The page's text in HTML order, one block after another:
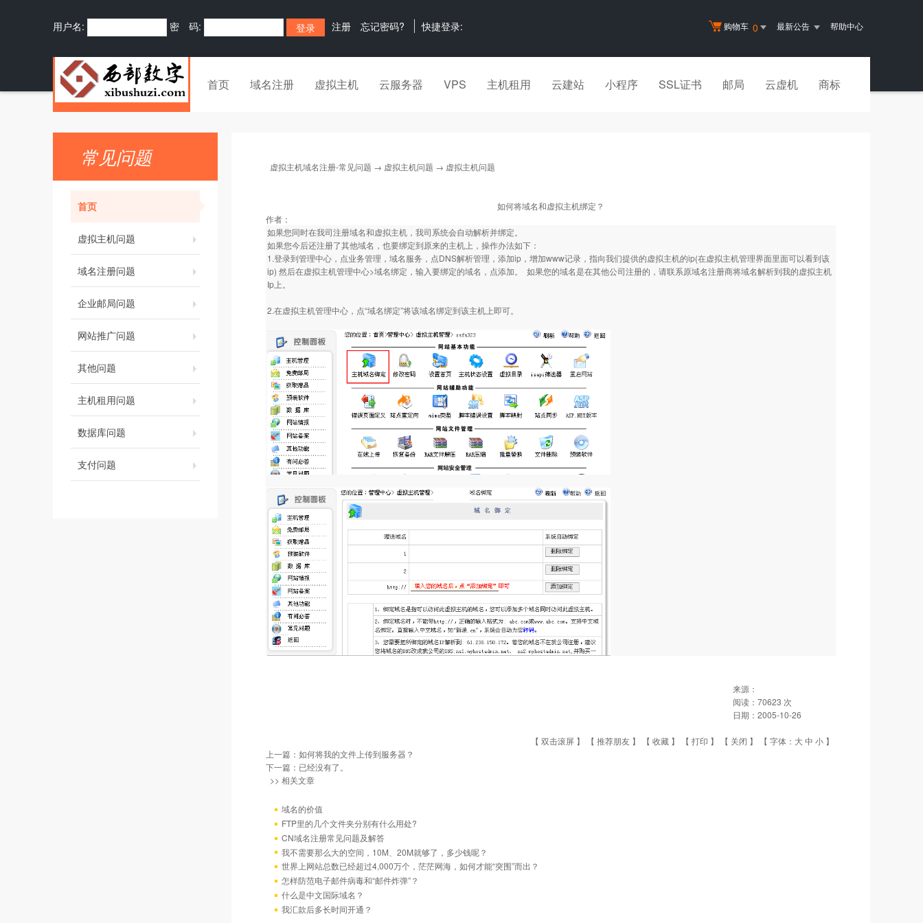
购物车 0 最新公告 帮助中心
用户名: 密 码: 注册 忘记密码? 快捷登录:
首页 域名注册 虚拟主机 云服务器 VPS 主机租用 云建站 小程序 SSL证书 邮局 云虚机 商标
常见问题
首页
虚拟主机问题
域名注册问题
企业邮局问题
网站推广问题
其他问题
主机租用问题
数据库问题
支付问题
虚拟主机域名注册-常见问题 → 虚拟主机问题 → 虚拟主机问题
如何将域名和虚拟主机绑定？
作者：
如果您同时在我司注册域名和虚拟主机，我司系统会自动解析并绑定。
如果您今后还注册了其他域名，也要绑定到原来的主机上，操作办法如下：
1.登录到管理中心，点业务管理，域名服务，点DNS解析管理，添加ip，增加www记录，指向我们提供的虚拟主机的ip(在虚拟主机管理界面里面可以看到该
ip) 然后在虚拟主机管理中心>域名绑定，输入要绑定的域名，点添加。 如果您的域名是在其他公司注册的，请联系原域名注册商将域名解析到我的虚拟主机
Ip上。
2.在虚拟主机管理中心，点“域名绑定”将该域名绑定到该主机上即可。
来源：
阅读： 70623 次
日期： 2005-10-26
【 双击滚屏 】 【 推荐朋友 】 【 收藏 】 【 打印 】 【 关闭 】 【 字体： 大中 小 】
上一篇： 如何将我的文件上传到服务器？
下一篇：已经没有了。
>> 相关文章
域名的价值
FTP里的几个文件夹分别有什么用处?
CN域名注册常见问题及解答
我不需要那么大的空间，10M、20M就够了，多少钱呢？
世界上网站总数已经超过4,000万个，茫茫网海，如何才能“突围”而出？
怎样防范电子邮件病毒和“邮件炸弹”？
什么是中文国际域名？
我汇款后多长时间开通？